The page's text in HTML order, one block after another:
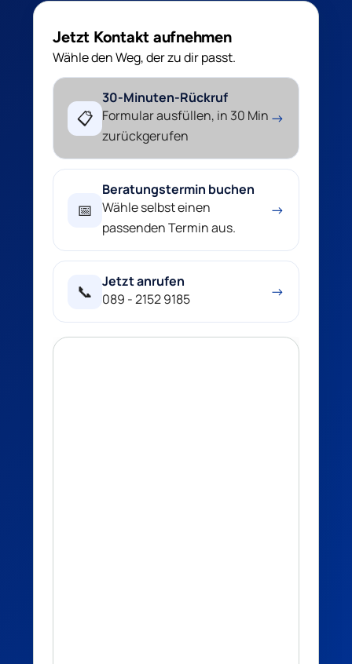
Jetzt Kontakt aufnehmen
Wähle den Weg, der zu dir passt.
📋
30-Minuten-Rückruf
Formular ausfüllen, in 30 Min
zurückgerufen
→
📅
Beratungstermin buchen
Wähle selbst einen
passenden Termin aus.
→
📞
Jetzt anrufen
089 - 2152 9185
→